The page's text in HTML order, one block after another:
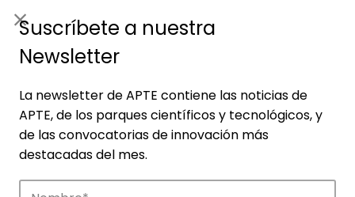
Suscríbete a nuestra
Newsletter
La newsletter de APTE contiene las noticias de
APTE, de los parques científicos y tecnológicos, y
de las convocatorias de innovación más
destacadas del mes.